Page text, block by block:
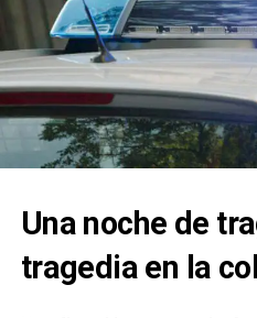
Una noche de
tragedia en la